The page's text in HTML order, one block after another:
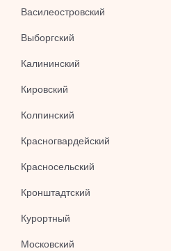
Василеостровский
Выборгский
Калининский
Кировский
Колпинский
Красногвардейский
Красносельский
Кронштадтский
Курортный
Московский